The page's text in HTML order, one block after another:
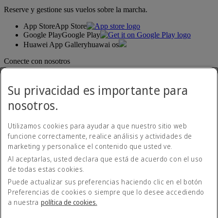
Reserve y gestione sus vuelos sobre la marcha.
App StoreApp Store
Google PlayGoogle Play
Huawei App Galleryhuawai os
Conecte con nosotros
Declaración de accesibilidad
Contacte con nosotros
Política de privacidad
Condiciones generales
Política de cookies
Ciberseguridad
Su privacidad es importante para
nosotros.
Utilizamos cookies para ayudar a que nuestro sitio web
funcione correctamente, realice análisis y actividades de
marketing y personalice el contenido que usted ve.
Al aceptarlas, usted declara que está de acuerdo con el uso
de todas estas cookies.
Puede actualizar sus preferencias haciendo clic en el botón
Preferencias de cookies o siempre que lo desee accediendo
a nuestra política de cookies.